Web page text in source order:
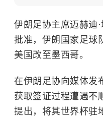
伊朗足协主席迈赫迪
批准，伊朗国家足球
美国改至墨西哥。
在伊朗足协向媒体发
获取签证过程遭遇不
提出，将其世界杯驻